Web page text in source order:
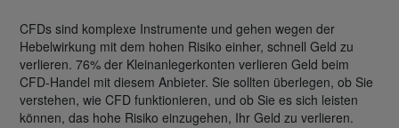
CFDs sind komplexe Instrumente und gehen wegen der
Hebelwirkung mit dem hohen Risiko einher, schnell Geld zu
verlieren. 76% der Kleinanlegerkonten verlieren Geld beim
CFD-Handel mit diesem Anbieter. Sie sollten überlegen, ob Sie
verstehen, wie CFD funktionieren, und ob Sie es sich leisten
können, das hohe Risiko einzugehen, Ihr Geld zu verlieren.